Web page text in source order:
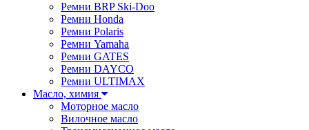
Ремни BRP Ski-Doo
Ремни Honda
Ремни Polaris
Ремни Yamaha
Ремни GATES
Ремни DAYCO
Ремни ULTIMAX
Масло, химия
Моторное масло
Вилочное масло